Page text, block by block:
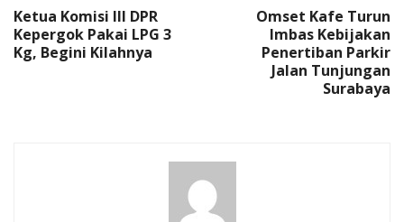
Ketua Komisi III DPR
Kepergok Pakai LPG 3
Kg, Begini Kilahnya
Omset Kafe Turun
Imbas Kebijakan
Penertiban Parkir
Jalan Tunjungan
Surabaya